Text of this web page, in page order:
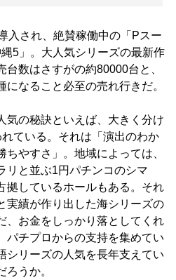
入され、絶賛稼働中の「Pスー
5」。大人気シリーズの最新作
台数はさすがの約80000台と、
になること必至の売れ行きだ。
の秘訣といえば、大きく分け
ている。それは「演出のわか
ちやすさ」。地域によっては、
リと並ぶ1円パチンコのシマ
拠しているホールもある。それ
実績が作り出した海シリーズの
、お金をしっかり落としてくれ
パチプロからの支持を集めてい
シリーズの人気を長年支えてい
ろうか。